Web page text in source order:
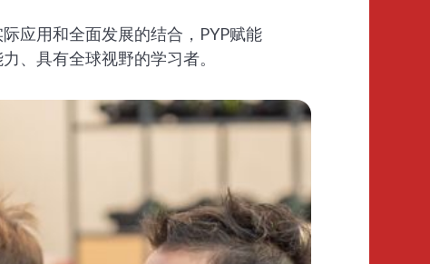
应用和全面发展的结合，PYP赋能
、具有全球视野的学习者。